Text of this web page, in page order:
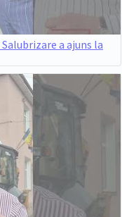
a ajuns la